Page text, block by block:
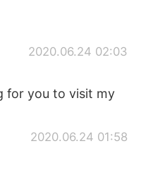
2020.06.24 02:03
for you to visit my
2020.06.24 01:58